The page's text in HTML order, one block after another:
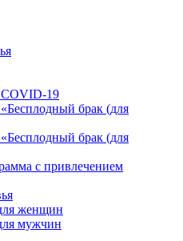
COVID-19
брак (для
брак (для
с привлечением
женщин
мужчин